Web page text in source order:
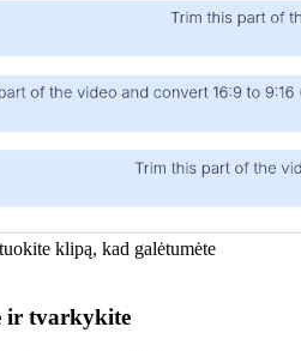
klipą, kad galėtumėte
ir tvarkykite